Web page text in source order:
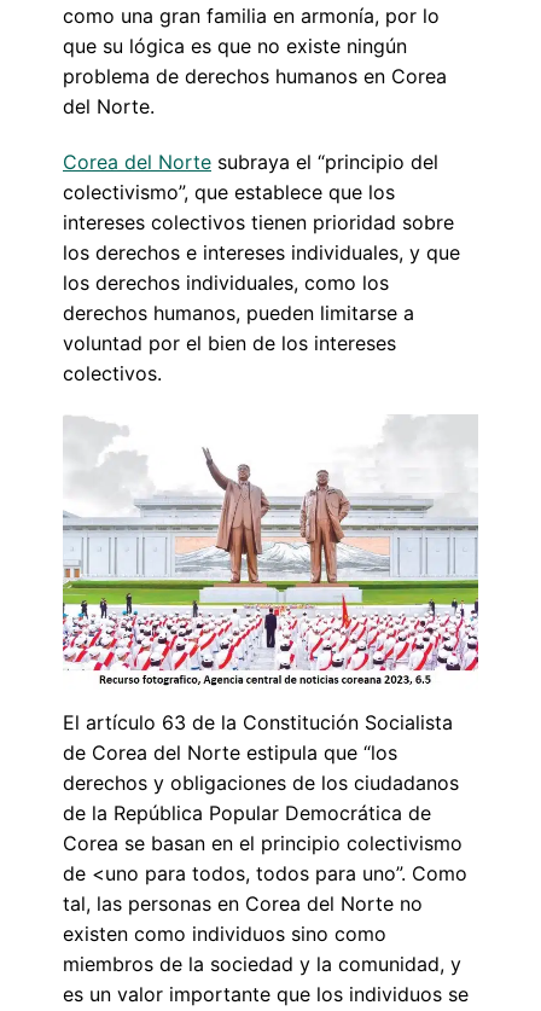
como una gran familia en armonía, por lo
que su lógica es que no existe ningún
problema de derechos humanos en Corea
del Norte.
Corea del Norte subraya el “principio del
colectivismo”, que establece que los
intereses colectivos tienen prioridad sobre
los derechos e intereses individuales, y que
los derechos individuales, como los
derechos humanos, pueden limitarse a
voluntad por el bien de los intereses
colectivos.
El artículo 63 de la Constitución Socialista
de Corea del Norte estipula que “los
derechos y obligaciones de los ciudadanos
de la República Popular Democrática de
Corea se basan en el principio colectivismo
de <uno para todos, todos para uno”. Como
tal, las personas en Corea del Norte no
existen como individuos sino como
miembros de la sociedad y la comunidad, y
es un valor importante que los individuos se